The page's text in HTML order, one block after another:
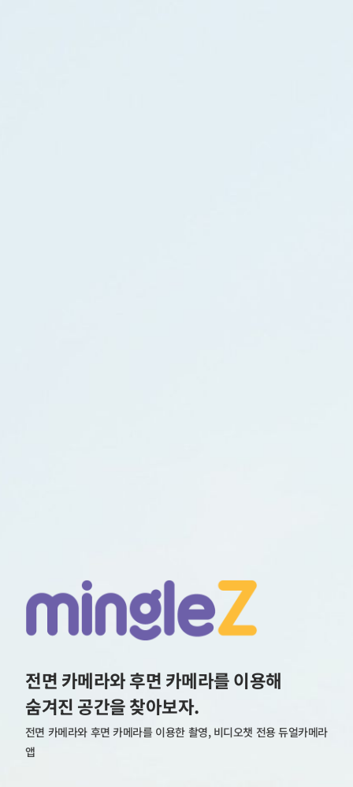
전면 카메라와 후면 카메라를 이용해
숨겨진 공간을 찾아보자.
전면 카메라와 후면 카메라를 이용한 촬영, 비디오챗 전용 듀얼카메라
앱